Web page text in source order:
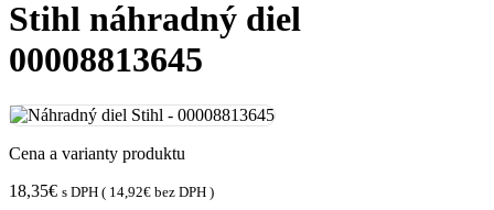
Stihl náhradný diel
00008813645
Cena a varianty produktu
18,35€ s DPH ( 14,92€ bez DPH )